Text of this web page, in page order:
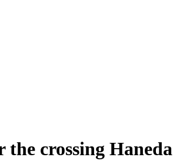
the crossing Haneda